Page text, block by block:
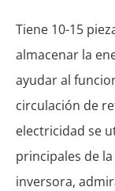
Tiene 10-15
almacenar la
ayudar al
circulación de
electricidad se
principales de
inversora,